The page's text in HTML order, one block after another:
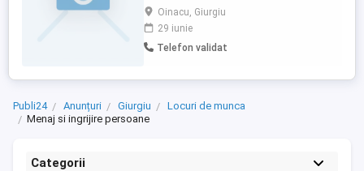
Braniștea sau comuna Oinacu), pentru
îngrijirea unei bătrâne în satul Comasca.
Atribuții principale: Servirea mesei,
îngrijirea corporală zilnică si administrarea
Programul de lucru, sarcinile ...
Oinacu, Giurgiu
29 iunie
Telefon validat
Publi24 Anunțuri Giurgiu
Locuri de munca
Menaj si ingrijire persoane
Categorii